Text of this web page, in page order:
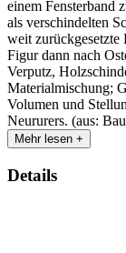
einem Fensterband
als verschindelten
weit zurückgesetzte
Figur dann nach
Verputz,
Materialmischung;
Volumen und
Neururers. (aus:
Mehr lesen +
Details